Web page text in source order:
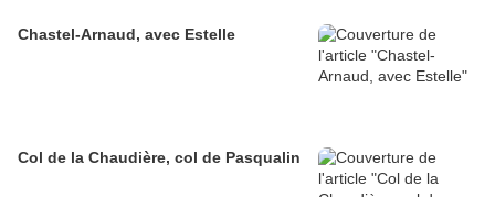
Chastel-Arnaud, avec Estelle
Col de la Chaudière, col de Pasqualin